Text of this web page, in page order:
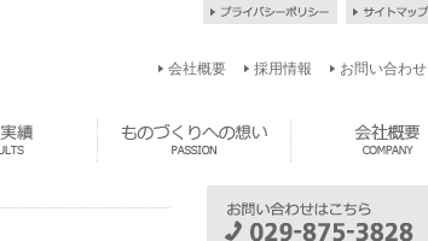
会社概要 採用情報 お問い合わせ